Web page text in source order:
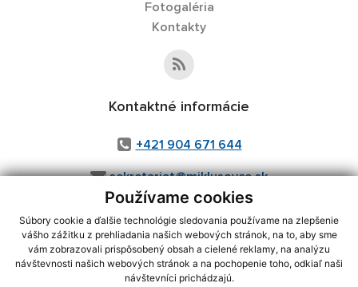
Používame cookies
Súbory cookie a ďalšie technológie sledovania používame na zlepšenie
vášho zážitku z prehliadania našich webových stránok, na to, aby sme
vám zobrazovali prispôsobený obsah a cielené reklamy, na analýzu
návštevnosti našich webových stránok a na pochopenie toho, odkiaľ naši
návštevníci prichádzajú.
Fotogaléria
Kontakty
Kontaktné informácie
+421 904 671 644
sekretariat@miklusovce.sk
využite možnosť získavania aktuálnych informácií s využitím RSS
CMS systém (redakčný) systém ECHELON 2,Mapa stránok,web portál
webex.digital, s.r.o.,domény,registrácia domény